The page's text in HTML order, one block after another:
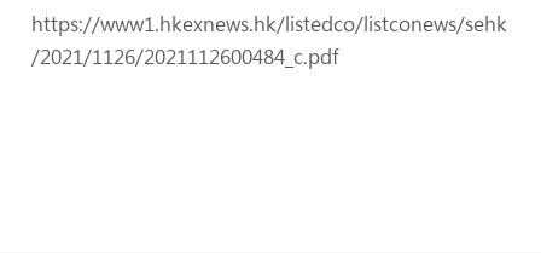
https://www1.hkexnews.hk/listedco/listconews/sehk
/2021/1126/2021112600484_c.pdf